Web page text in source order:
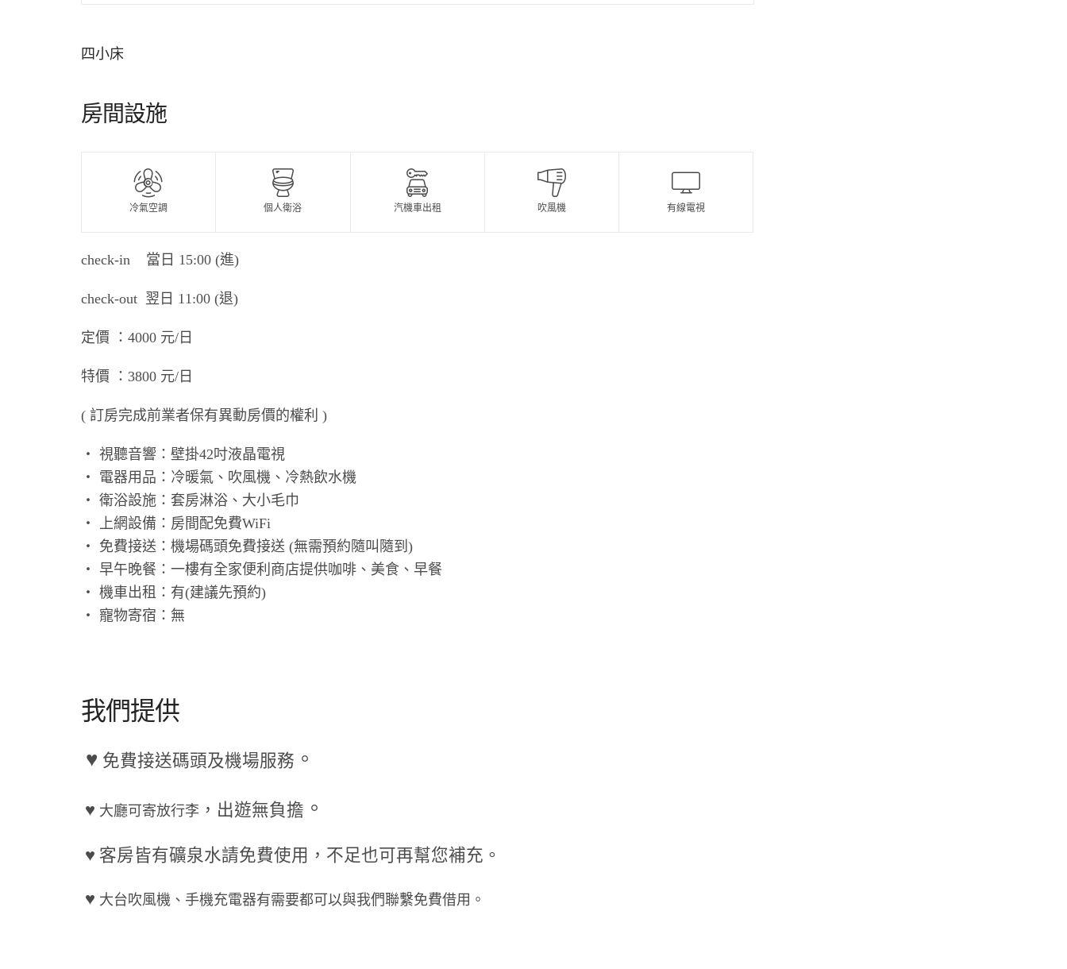
四小床
房間設施
冷氣空調 個人衛浴 汽機車出租 吹風機 有線電視
check-in 當日 15:00 (進)
check-out 翌日 11:00 (退)
定價 ：4000 元/日
特價 ：3800 元/日
( 訂房完成前業者保有異動房價的權利 )
‧ 視聽音響：壁掛42吋液晶電視
‧ 電器用品：冷暖氣、吹風機、冷熱飲水機
‧ 衛浴設施：套房淋浴、大小毛巾
‧ 上網設備：房間配免費WiFi
‧ 免費接送：機場碼頭免費接送 (無需預約隨叫隨到)
‧ 早午晚餐：一樓有全家便利商店提供咖啡、美食、早餐
‧ 機車出租：有(建議先預約)
‧ 寵物寄宿：無
我們提供
♥ 免費接送碼頭及機場服務 。
♥ 大廳可寄放行李 ，出遊無負擔 。
♥ 客房皆有礦泉水請免費使用，不足也可再幫您補充。
♥ 大台吹風機、手機充電器有需要都可以與我們聯繫免費借用。